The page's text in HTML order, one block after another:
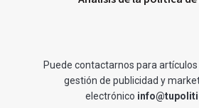
Puede contactarnos para
gestión de publicidad y
electrónico